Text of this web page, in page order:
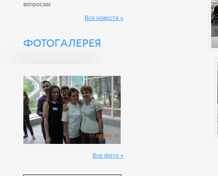
вопросам.
Все новости »
ФОТОГАЛЕРЕЯ
Все фото »